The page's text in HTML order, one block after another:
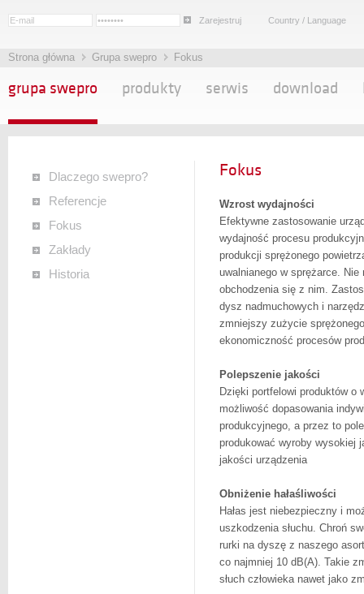
Zarejestruj Country / Language
Strona główna Grupa swepro Fokus
grupa swepro produkty serwis download
Dlaczego swepro?
Referencje
Fokus
Zakłady
Historia
Fokus
Wzrost wydajności
Efektywne zastosowanie
wydajność procesu
produkcji sprężonego
uwalnianego w sprężarce.
obchodzenia się z nim.
dysz nadmuchowych i
zmniejszy zużycie
ekonomiczność procesów
Polepszenie jakości
Dzięki portfelowi produktów o
możliwość dopasowania
produkcyjnego, a przez to
produkować wyroby wysokiej
jakości urządzenia
Obniżenie hałaśliwości
Hałas jest niebezpieczny i
uszkodzenia słuchu. Chroń
rurki na dyszę z naszego
co najmniej 10 dB(A). Takie
słuch człowieka nawet jako